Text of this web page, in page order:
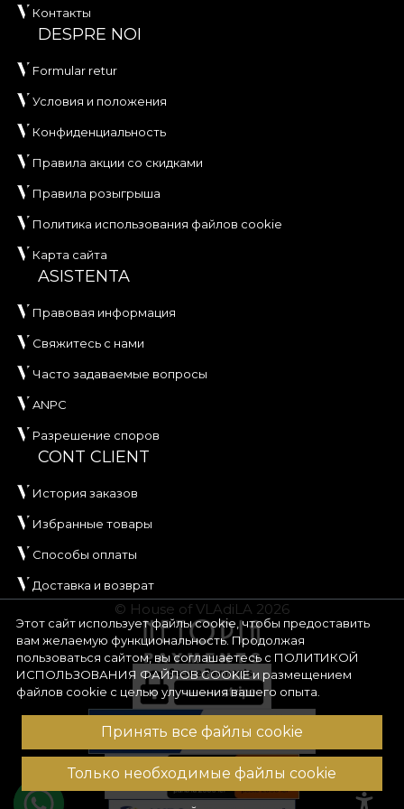
Этот сайт использует файлы cookie, чтобы предоставить
вам желаемую функциональность. Продолжая
пользоваться сайтом, вы соглашаетесь с ПОЛИТИКОЙ
ИСПОЛЬЗОВАНИЯ ФАЙЛОВ COOKIEи размещением
файлов cookie с целью улучшения вашего опыта.
Принять все файлы cookie
Только необходимые файлы cookie
Контакты
DESPRE NOI
Formular retur
Условия и положения
Конфиденциальность
Правила акции со скидками
Правила розыгрыша
Политика использования файлов cookie
Карта сайта
ASISTENTA
Правовая информация
Свяжитесь с нами
Часто задаваемые вопросы
ANPC
Разрешение споров
CONT CLIENT
История заказов
Избранные товары
Способы оплаты
Доставка и возврат
© House of VLAdiLA 2026